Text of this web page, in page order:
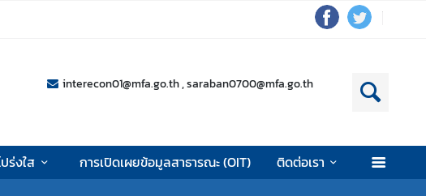
interecon01@mfa.go.th , saraban0700@mfa.go.th
ร่งใส การเปิดเผยข้อมูลสาธารณะ (OIT)
ติดต่อเรา